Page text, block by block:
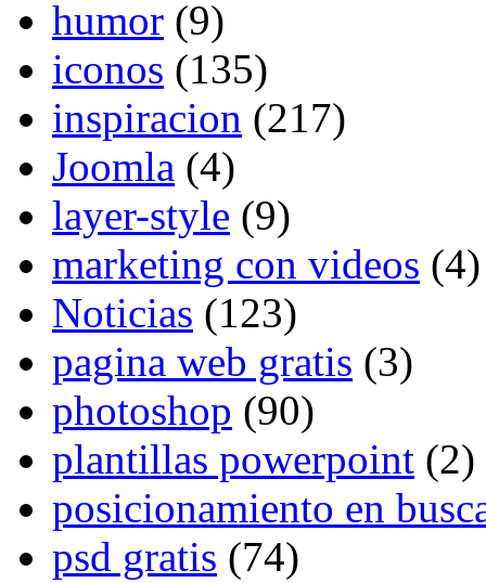
humor (9)
iconos (135)
inspiracion (217)
Joomla (4)
layer-style (9)
marketing con videos (4)
Noticias (123)
pagina web gratis (3)
photoshop (90)
plantillas powerpoint (2)
posicionamiento en
psd gratis (74)